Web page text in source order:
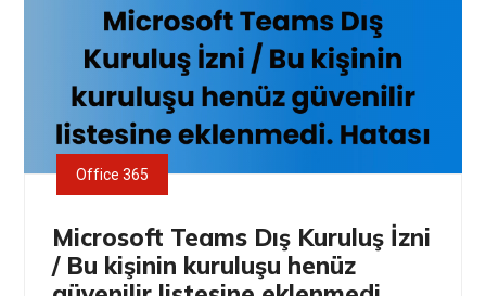
Office 365
Microsoft Teams Dış Kuruluş İzni
/ Bu kişinin kuruluşu henüz